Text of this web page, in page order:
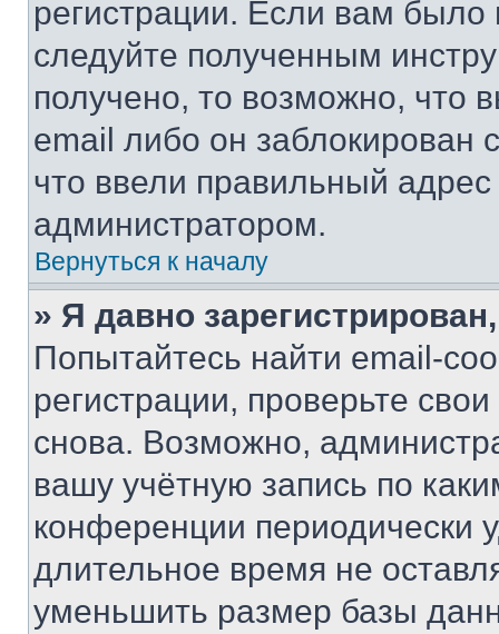
регистрации. Если вам
следуйте полученным
получено, то возможно, что
email либо он
что ввели правильный адрес
администратором.
Вернуться к началу
» Я давно
Попытайтесь найти email-
регистрации, проверьте
снова. Возможно,
вашу учётную запись по
конференции периодически
длительное время не
уменьшить размер базы